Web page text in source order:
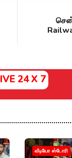
24 X 7
வீடியோ ஸ்டோரி